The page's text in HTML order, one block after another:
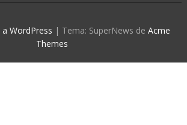
WordPress | Tema: SuperNews de Acme
Themes